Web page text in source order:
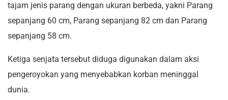
tajam jenis parang dengan ukuran berbeda, yakni Parang
sepanjang 60 cm, Parang sepanjang 82 cm dan Parang
sepanjang 58 cm.
Ketiga senjata tersebut diduga digunakan dalam aksi
pengeroyokan yang menyebabkan korban meninggal
dunia.